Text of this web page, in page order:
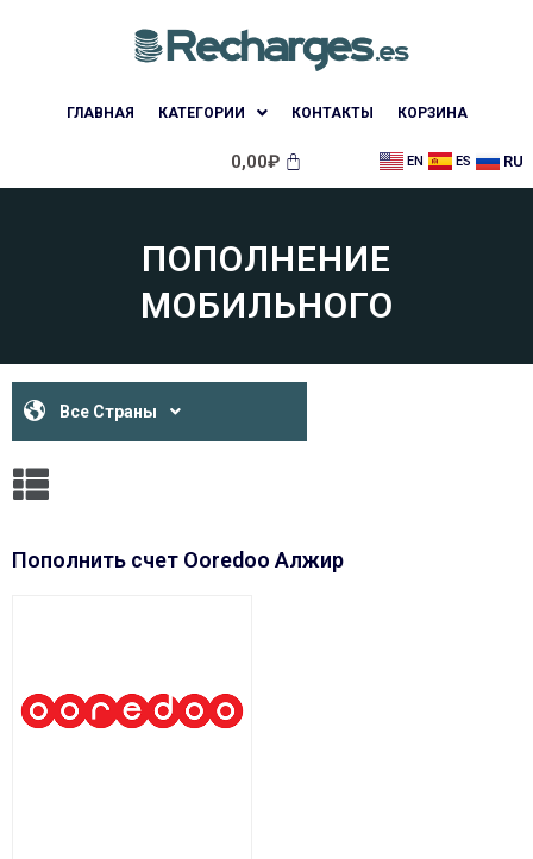
ГЛАВНАЯ КАТЕГОРИИ КОНТАКТЫ КОРЗИНА
0,00₽ EN ES RU
ПОПОЛНЕНИЕ
МОБИЛЬНОГО
Все Страны
Пополнить счет Ooredoo Алжир